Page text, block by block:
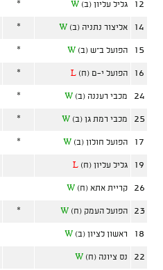
12 גליל עליון (ב) W
*
14 אליצור נתניה (ב) W
*
15 הפועל ב"ש (ב) W
*
16 הפועל י-ם (ח) L
*
24 מכבי רעננה (ב) W
*
25 מכבי רמת גן (ב) W
*
17 הפועל חולון (ב) W
*
19 גליל עליון (ח) L
26 קריית אתא (ח) W
23 הפועל העמק (ח) W
*
18 ראשון לציון (ב) W
22 נס ציונה (ח) W